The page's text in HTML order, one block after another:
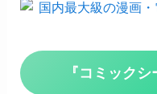
『コミック